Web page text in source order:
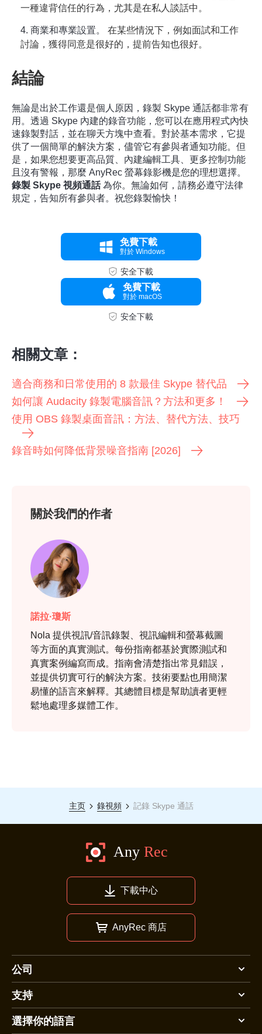
一種違背信任的行為，尤其是在私人談話中。
4. 商業和專業設置。
在某些情況下，例如面試和工作
討論，獲得同意是很好的，提前告知也很好。
結論
無論是出於工作還是個人原因，錄製 Skype 通話都非常有
用。透過 Skype 內建的錄音功能，您可以在應用程式內快
速錄製對話，並在聊天方塊中查看。對於基本需求，它提
供了一個簡單的解決方案，儘管它有參與者通知功能。但
是，如果您想要更高品質、內建編輯工具、更多控制功能
且沒有警報，那麼 AnyRec 螢幕錄影機是您的理想選擇。
錄製 Skype 視頻通話為你。無論如何，請務必遵守法律
規定，告知所有參與者。祝您錄製愉快！
免費下載
對於 Windows
安全下載
免費下載
對於 macOS
安全下載
相關文章：
適合商務和日常使用的 8 款最佳 Skype 替代品
如何讓 Audacity 錄製電腦音訊？方法和更多！
使用 OBS 錄製桌面音訊：方法、替代方法、技巧
錄音時如何降低背景噪音指南 [2026]
關於我們的作者
諾拉·瓊斯
Nola 提供視訊/音訊錄製、視訊編輯和螢幕截圖
等方面的真實測試。每份指南都基於實際測試和
真實案例編寫而成。指南會清楚指出常見錯誤，
並提供切實可行的解決方案。技術要點也用簡潔
易懂的語言來解釋。其總體目標是幫助讀者更輕
鬆地處理多媒體工作。
主页 錄視頻 記錄 Skype 通話
下載中心
AnyRec 商店
公司
支持
選擇你的語言